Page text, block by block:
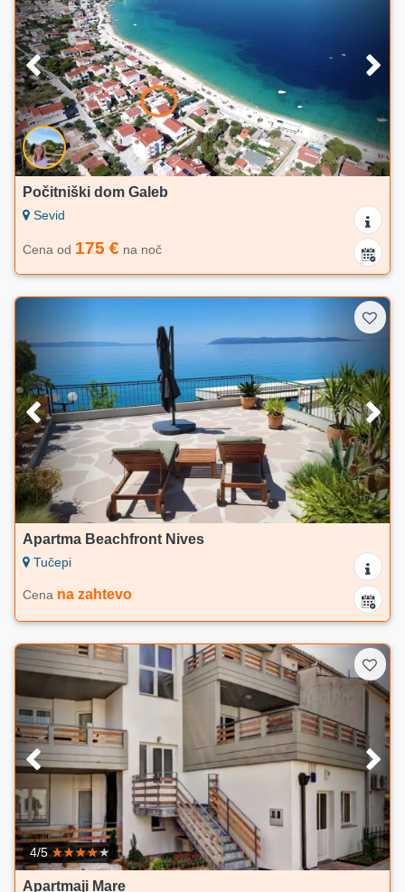
Počitniški dom Galeb
Sevid
Cena od 175 € na noč
Apartma Beachfront Nives
Tučepi
Cena na zahtevo
4/5
Apartmaji Mare